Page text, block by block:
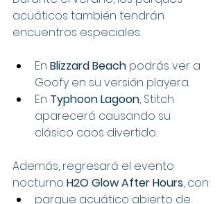
acuáticos también tendrán
encuentros especiales.
En Blizzard Beach podrás ver a
Goofy en su versión playera.
En Typhoon Lagoon, Stitch
aparecerá causando su
clásico caos divertido.
Además, regresará el evento
nocturno H2O Glow After Hours, con:
parque acuático abierto de